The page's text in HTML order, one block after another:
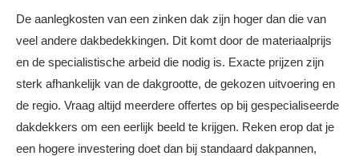
De aanlegkosten van een zinken dak zijn hoger dan die van
veel andere dakbedekkingen. Dit komt door de materiaalprijs
en de specialistische arbeid die nodig is. Exacte prijzen zijn
sterk afhankelijk van de dakgrootte, de gekozen uitvoering en
de regio. Vraag altijd meerdere offertes op bij gespecialiseerde
dakdekkers om een eerlijk beeld te krijgen. Reken erop dat je
een hogere investering doet dan bij standaard dakpannen,